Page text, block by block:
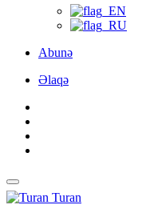
Abunə
Əlaqə
Turan